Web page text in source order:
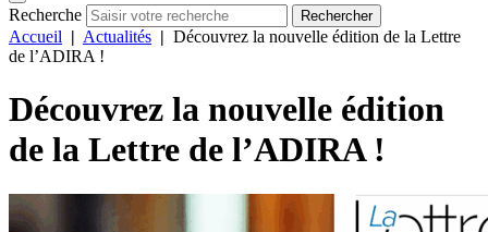
Recherche Rechercher
Accueil | Actualités | Découvrez la nouvelle édition de la Lettre
de l’ADIRA !
Découvrez la nouvelle édition
de la Lettre de l’ADIRA !